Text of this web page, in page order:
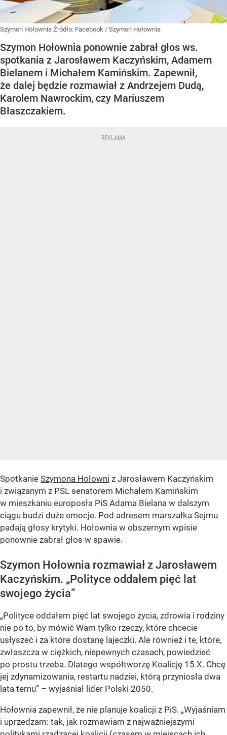
Szymon Hołownia Źródło: Facebook / Szymon Hołownia
Szymon Hołownia ponownie zabrał głos ws.
spotkania z Jarosławem Kaczyńskim, Adamem
Bielanem i Michałem Kamińskim. Zapewnił,
że dalej będzie rozmawiał z Andrzejem Dudą,
Karolem Nawrockim, czy Mariuszem
Błaszczakiem.
Spotkanie Szymona Hołowni z Jarosławem Kaczyńskim
i związanym z PSL senatorem Michałem Kamińskim
w mieszkaniu europosła PiS Adama Bielana w dalszym
ciągu budzi duże emocje. Pod adresem marszałka Sejmu
padają głosy krytyki. Hołownia w obszernym wpisie
ponownie zabrał głos w spawie.
Szymon Hołownia rozmawiał z Jarosławem
Kaczyńskim. „Polityce oddałem pięć lat
swojego życia”
„Polityce oddałem pięć lat swojego życia, zdrowia i rodziny
nie po to, by mówić Wam tylko rzeczy, które chcecie
usłyszeć i za które dostanę lajeczki. Ale również i te, które,
zwłaszcza w ciężkich, niepewnych czasach, powiedzieć
po prostu trzeba. Dlatego współtworzę Koalicję 15.X. Chcę
jej zdynamizowania, restartu nadziei, którą przyniosła dwa
lata temu” – wyjaśniał lider Polski 2050.
Hołownia zapewnił, że nie planuje koalicji z PiS. „Wyjaśniam
i uprzedzam: tak, jak rozmawiam z najważniejszymi